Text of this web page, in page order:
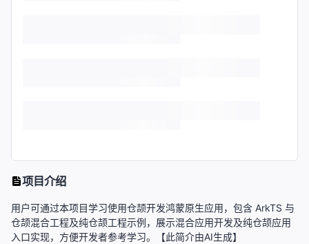
项目介绍
用户可通过本项目学习使用仓颉开发鸿蒙原生应用，包含 ArkTS 与
仓颉混合工程及纯仓颉工程示例，展示混合应用开发及纯仓颉应用
入口实现，方便开发者参考学习。【此简介由AI生成】